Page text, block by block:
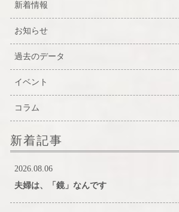
新着情報
お知らせ
過去のデータ
イベント
コラム
新着記事
2026.08.06
夫婦は、「鏡」なんです